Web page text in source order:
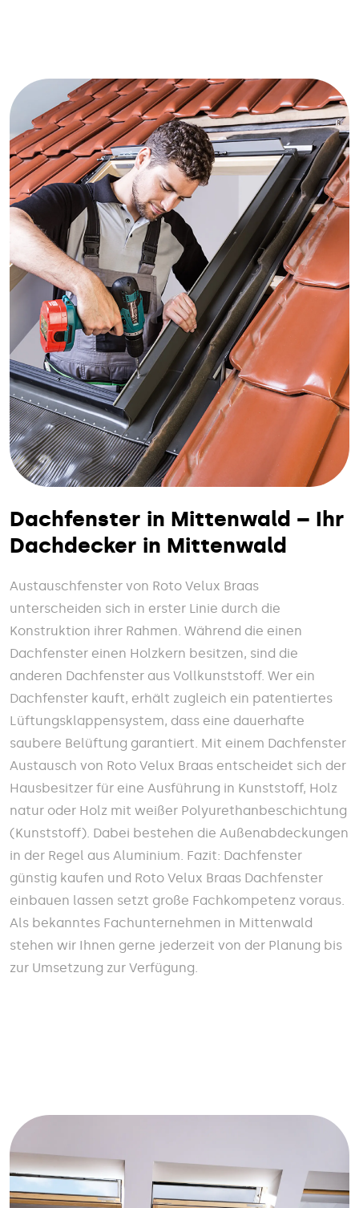
Dachfenster in Mittenwald – Ihr
Dachdecker in Mittenwald
Austauschfenster von Roto Velux Braas
unterscheiden sich in erster Linie durch die
Konstruktion ihrer Rahmen. Während die einen
Dachfenster einen Holzkern besitzen, sind die
anderen Dachfenster aus Vollkunststoff. Wer ein
Dachfenster kauft, erhält zugleich ein patentiertes
Lüftungsklappensystem, dass eine dauerhafte
saubere Belüftung garantiert. Mit einem Dachfenster
Austausch von Roto Velux Braas entscheidet sich der
Hausbesitzer für eine Ausführung in Kunststoff, Holz
natur oder Holz mit weißer Polyurethanbeschichtung
(Kunststoff). Dabei bestehen die Außenabdeckungen
in der Regel aus Aluminium. Fazit: Dachfenster
günstig kaufen und Roto Velux Braas Dachfenster
einbauen lassen setzt große Fachkompetenz voraus.
Als bekanntes Fachunternehmen in Mittenwald
stehen wir Ihnen gerne jederzeit von der Planung bis
zur Umsetzung zur Verfügung.